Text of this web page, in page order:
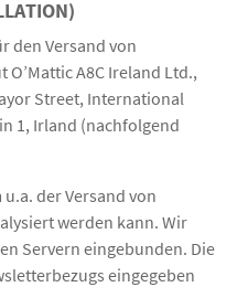
den Versand von
A8C Ireland Ltd.,
Street, International
1, Irland (nachfolgend
der Versand von
werden kann. Wir
Servern eingebunden. Die
eingegeben